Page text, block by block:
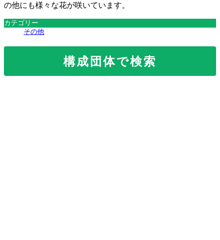
の他にも様々な花が咲いています。
カテゴリー
その他
構成団体で検索